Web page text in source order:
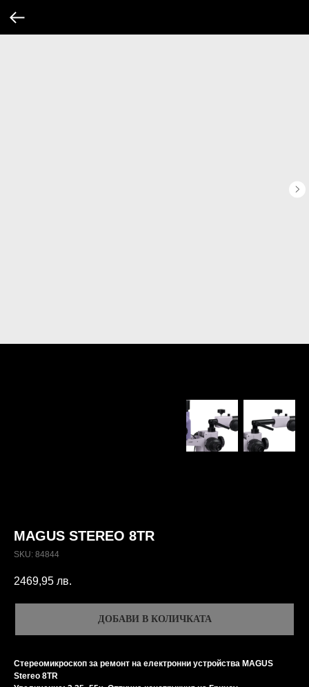
MAGUS STEREO 8TR
SKU: 84844
2469,95 лв.
ДОБАВИ В КОЛИЧКАТА
Стереомикроскоп за ремонт на електронни устройства MAGUS
Stereo 8TR